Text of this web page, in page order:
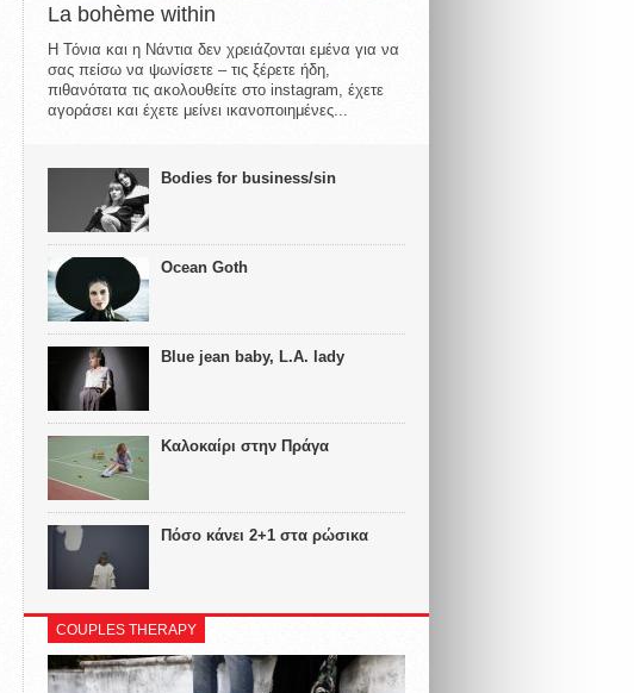
La bohème within
Η Τόνια και η Νάντια δεν χρειάζονται εμένα για να
σας πείσω να ψωνίσετε – τις ξέρετε ήδη,
πιθανότατα τις ακολουθείτε στο instagram, έχετε
αγοράσει και έχετε μείνει ικανοποιημένες...
Bodies for business/sin
Ocean Goth
Blue jean baby, L.A. lady
Καλοκαίρι στην Πράγα
Πόσο κάνει 2+1 στα ρώσικα
COUPLES THERAPY